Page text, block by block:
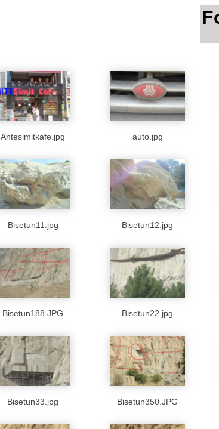
Antesimitkafe.jpg auto.jpg
Bisetun11.jpg Bisetun12.jpg
Bisetun188.JPG Bisetun22.jpg
Bisetun33.jpg Bisetun350.JPG